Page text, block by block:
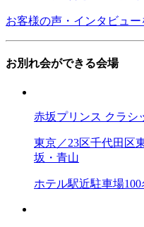
お客様の声・インタビュー
お別れ会ができる会場
赤坂プリンス クラシ
東京／23区千代田区
坂・青山
ホテル駅近駐車場